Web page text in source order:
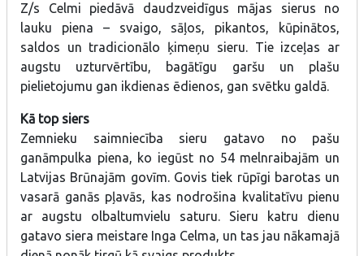
Z/s Celmi piedāvā daudzveidīgus mājas sierus no
lauku piena – svaigo, sāļos, pikantos, kūpinātos,
saldos un tradicionālo ķimeņu sieru. Tie izceļas ar
augstu uzturvērtību, bagātīgu garšu un plašu
pielietojumu gan ikdienas ēdienos, gan svētku galdā.
Kā top siers
Zemnieku saimniecība sieru gatavo no pašu
ganāmpulka piena, ko iegūst no 54 melnraibajām un
Latvijas Brūnajām govīm. Govis tiek rūpīgi barotas un
vasarā ganās pļavās, kas nodrošina kvalitatīvu pienu
ar augstu olbaltumvielu saturu. Sieru katru dienu
gatavo siera meistare Inga Celma, un tas jau nākamajā